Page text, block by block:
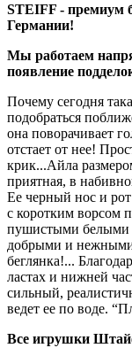
STEIFF - премиум
Германии!
Мы работаем
появление
Почему сегодня
подобраться
она поворачивает
отстает от нее!
крик...Айла
приятная, в
Ее черный нос и
с коротким ворсом
пушистыми белыми
добрыми и
беглянка!...
ластах и нижней
сильный,
ведет ее по воде.
Все игрушки